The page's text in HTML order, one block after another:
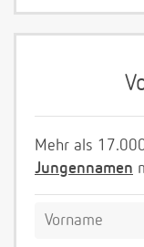
Mehr als
Jungennamen